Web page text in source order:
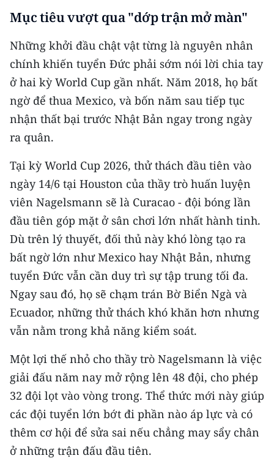
Mục tiêu vượt qua "dớp trận mở màn"
Những khởi đầu chật vật từng là nguyên nhân
chính khiến tuyển Đức phải sớm nói lời chia tay
ở hai kỳ World Cup gần nhất. Năm 2018, họ bất
ngờ để thua Mexico, và bốn năm sau tiếp tục
nhận thất bại trước Nhật Bản ngay trong ngày
ra quân.
Tại kỳ World Cup 2026, thử thách đầu tiên vào
ngày 14/6 tại Houston của thầy trò huấn luyện
viên Nagelsmann sẽ là Curacao - đội bóng lần
đầu tiên góp mặt ở sân chơi lớn nhất hành tinh.
Dù trên lý thuyết, đối thủ này khó lòng tạo ra
bất ngờ lớn như Mexico hay Nhật Bản, nhưng
tuyển Đức vẫn cần duy trì sự tập trung tối đa.
Ngay sau đó, họ sẽ chạm trán Bờ Biển Ngà và
Ecuador, những thử thách khó khăn hơn nhưng
vẫn nằm trong khả năng kiểm soát.
Một lợi thế nhỏ cho thầy trò Nagelsmann là việc
giải đấu năm nay mở rộng lên 48 đội, cho phép
32 đội lọt vào vòng trong. Thể thức mới này giúp
các đội tuyển lớn bớt đi phần nào áp lực và có
thêm cơ hội để sửa sai nếu chẳng may sẩy chân
ở những trận đấu đầu tiên.